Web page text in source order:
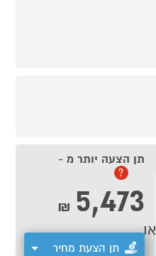
תן הצעה יותר מ -
?
5,473
₪
תן הצעת מחיר
או